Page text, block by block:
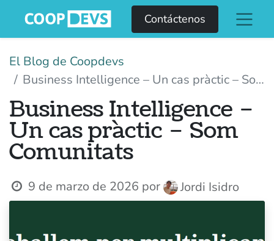
Contáctenos
El Blog de Coopdevs
Business Intelligence – Un cas pràctic – Som Comunitats
Business Intelligence –
Un cas pràctic – Som
Comunitats
9 de marzo de 2026 por Jordi Isidro